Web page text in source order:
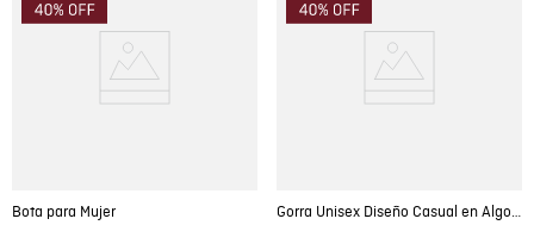
Bota para Mujer Gorra Unisex Diseño Casual en Algodón